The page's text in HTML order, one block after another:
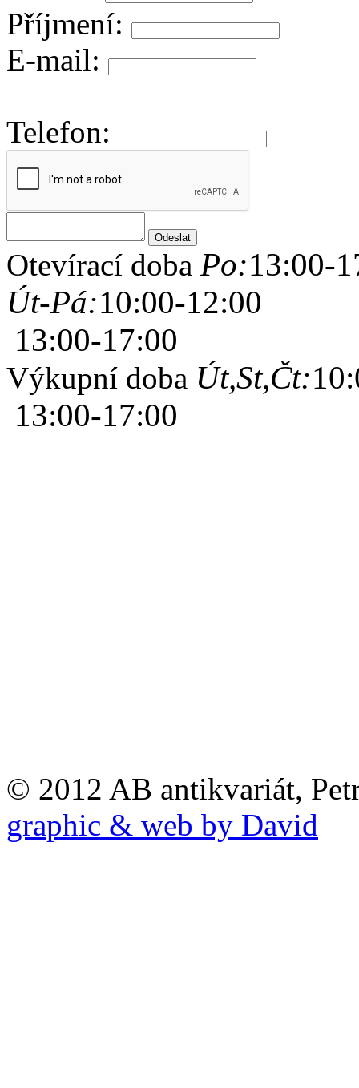
Příjmení:
E-mail:
Telefon:
Otevírací doba Po:13:00-
Út-Pá:10:00-12:00
13:00-17:00
Výkupní doba Út,St,Čt:
13:00-17:00
© 2012 AB antikvariát,
graphic & web by David